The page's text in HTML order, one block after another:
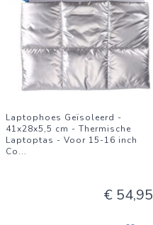
Laptophoes Geïsoleerd -
41x28x5,5 cm - Thermische
Laptoptas - Voor 15-16 inch
Co...
€ 54,95